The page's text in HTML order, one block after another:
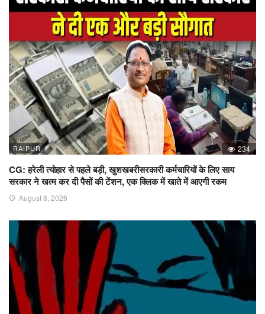
RAIPUR 234
CG: हरेली त्योहार से पहले बड़ी, खुशखबरीसरकारी कर्मचारियों के लिए साय
सरकार ने खत्म कर दी पैसों की टेंशन, एक क्लिक में खाते में आएगी रकम
August 8, 2026